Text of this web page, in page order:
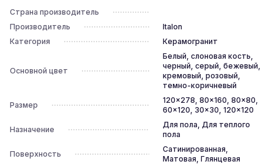
Страна производитель
Производитель
Italon
Категория
Керамогранит
Основной цвет
Белый, слоновая кость,
черный, серый, бежевый,
кремовый, розовый,
темно-коричневый
Размер
120x278, 80x160, 80x80,
60x120, 30x30, 120x120
Назначение
Для пола, Для теплого
пола
Поверхность
Сатинированная,
Матовая, Глянцевая